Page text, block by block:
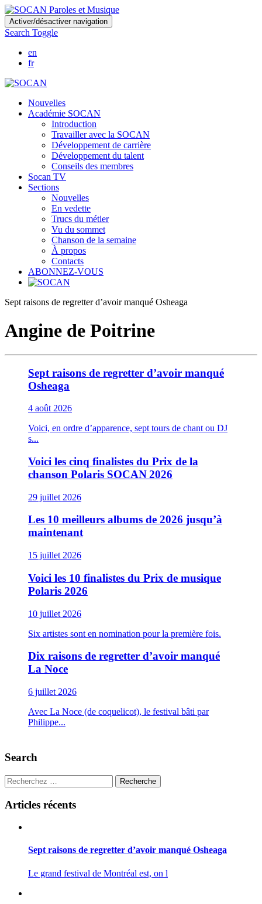
Skip
to
main
content
Activer/désactiver navigation
Search Toggle
en
fr
Nouvelles
Académie SOCAN
Introduction
Travailler avec la SOCAN
Développement de carrière
Développement du talent
Conseils des membres
Socan TV
Sections
Nouvelles
En vedette
Trucs du métier
Vu du sommet
Chanson de la semaine
À propos
Contacts
ABONNEZ-VOUS
Sept raisons de regretter d’avoir manqué Osheaga
Angine de Poitrine
Sept raisons de regretter d’avoir manqué
Osheaga
4 août 2026
Voici, en ordre d’apparence, sept tours de chant ou DJ
s...
Voici les cinq finalistes du Prix de la
chanson Polaris SOCAN 2026
29 juillet 2026
Les 10 meilleurs albums de 2026 jusqu’à
maintenant
15 juillet 2026
Voici les 10 finalistes du Prix de musique
Polaris 2026
10 juillet 2026
Six artistes sont en nomination pour la première fois.
Dix raisons de regretter d’avoir manqué
La Noce
6 juillet 2026
Avec La Noce (de coquelicot), le festival bâti par
Philippe...
Search
Recherche
Articles récents
Sept raisons de regretter d’avoir manqué Osheaga
Le grand festival de Montréal est, on l